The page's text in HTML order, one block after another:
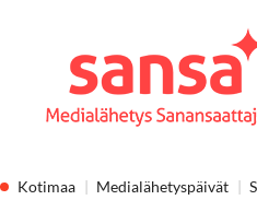
Kotimaa Medialähetyspäivät